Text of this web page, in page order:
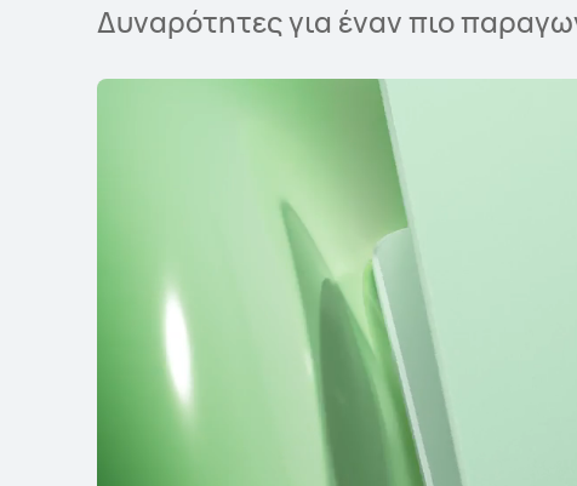
Δυναρότητες για έναν πιο
MateBook Series MateBook D